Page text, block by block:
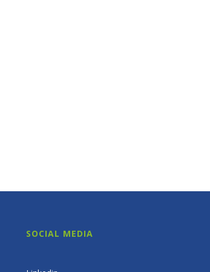
SOCIAL MEDIA